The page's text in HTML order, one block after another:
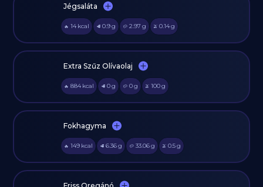
Jégsaláta
🔥 14 kcal 🥩 0.9g 🥔 2.97 g 🫒 0.14g
Extra Szűz Olívaolaj
🔥 884 kcal 🥩 0g 🥔 0g 🫒 100g
Fokhagyma
🔥 149 kcal 🥩 6.36g 🥔 33.06g 🫒 0.5g
Friss Oregánó